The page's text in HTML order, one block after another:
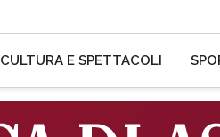
CULTURA E SPETTACOLI